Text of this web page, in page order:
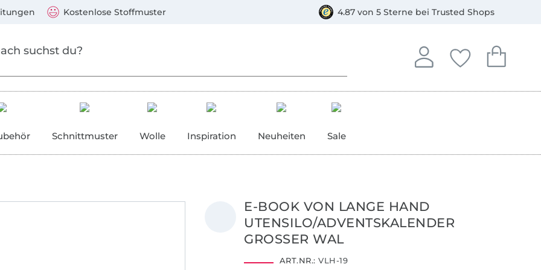
Kostenlose Stoffmuster 4.87 von 5 Sterne bei Trusted Shops
Anmelden
In deinem Konto
Deine
Du hast keine
Dein
Du hast
Schnittmuster Wolle Inspiration Neuheiten Sale
E-BOOK VON LANGE HAND
UTENSILO/ADVENTSKALENDER
GROSSER WAL
ART.NR.: VLH-19
Mastercard, PayPal, Giropay, Kauf auf Rechnung, Vorkasse